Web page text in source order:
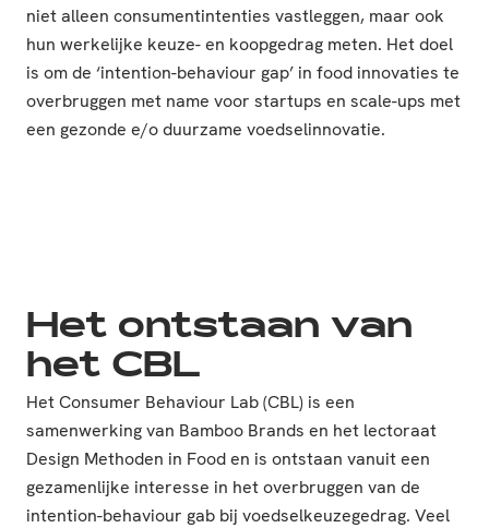
niet alleen consumentintenties vastleggen, maar ook
hun werkelijke keuze- en koopgedrag meten. Het doel
is om de ‘intention-behaviour gap’ in food innovaties te
overbruggen met name voor startups en scale-ups met
een gezonde e/o duurzame voedselinnovatie.
Het ontstaan van
het CBL
Het Consumer Behaviour Lab (CBL) is een
samenwerking van Bamboo Brands en het lectoraat
Design Methoden in Food en is ontstaan vanuit een
gezamenlijke interesse in het overbruggen van de
intention-behaviour gab bij voedselkeuzegedrag. Veel